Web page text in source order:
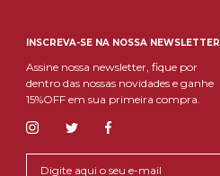
INSCREVA-SE NA NOSSA NEWSLETTER
Assine nossa newsletter, fique por
dentro das nossas novidades e ganhe
15%OFF em sua primeira compra.